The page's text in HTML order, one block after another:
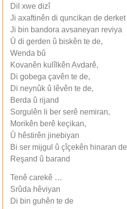
Dil xwe dizî
Ji axaftinên di quncikan de derket
Ji bin bandora avsaneyan reviya
Û di gerden û biskên te de,
Wenda bû
Kovanên kulîlkên Avdarê,
Di gobega çavên te de,
Di neynûk û lêvên te de,
Berda û rijand
Sorgulên li ber serê nemiran,
Morikên berê keçikan,
Û hêstirên jinebiyan
Bi ser mijgul û çîçekên hinaran de
Reşand û barand
Tenê carekê …
Srûda hêviyan
Di bin guhên te de